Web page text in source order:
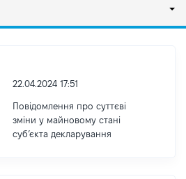
22.04.2024 17:51
Повідомлення про суттєві
зміни у майновому стані
субʼєкта декларування